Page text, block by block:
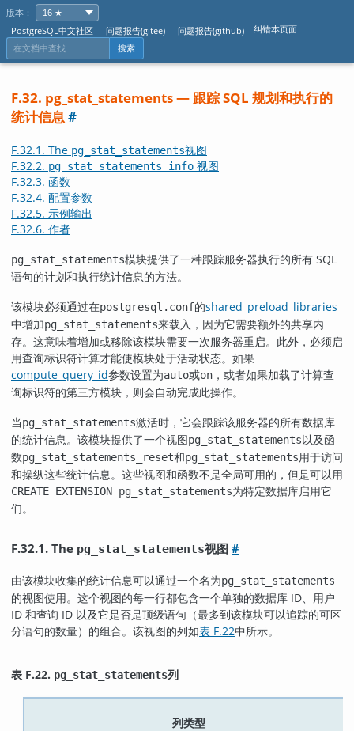
版本：
PostgreSQL中文社区
问题报告(gitee) 问题报告(github) 纠错本页面
搜索
F.32. pg_stat_statements — 跟踪 SQL 规划和执行的
统计信息#
F.32.1. The pg_stat_statements视图
F.32.2. pg_stat_statements_info 视图
F.32.3. 函数
F.32.4. 配置参数
F.32.5. 示例输出
F.32.6. 作者
pg_stat_statements模块提供了一种跟踪服务器执行的所有 SQL
语句的计划和执行统计信息的方法。
该模块必须通过在postgresql.conf的shared_preload_libraries
中增加pg_stat_statements来载入，因为它需要额外的共享内
存。这意味着增加或移除该模块需要一次服务器重启。此外，必须启
用查询标识符计算才能使模块处于活动状态。如果
compute_query_id参数设置为auto或on ，或者如果加载了计算查
询标识符的第三方模块，则会自动完成此操作。
当pg_stat_statements激活时，它会跟踪该服务器的所有数据库
的统计信息。该模块提供了一个视图pg_stat_statements以及函
数pg_stat_statements_reset和pg_stat_statements用于访问
和操纵这些统计信息。这些视图和函数不是全局可用的，但是可以用
CREATE EXTENSION pg_stat_statements为特定数据库启用它
们。
F.32.1. The pg_stat_statements视图 #
由该模块收集的统计信息可以通过一个名为pg_stat_statements
的视图使用。这个视图的每一行都包含一个单独的数据库 ID、用户
ID 和查询 ID 以及它是否是顶级语句（最多到该模块可以追踪的可区
分语句的数量）的组合。该视图的列如表 F.22中所示。
表 F.22. pg_stat_statements列
列类型